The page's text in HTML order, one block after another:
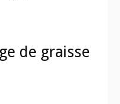
de graisse